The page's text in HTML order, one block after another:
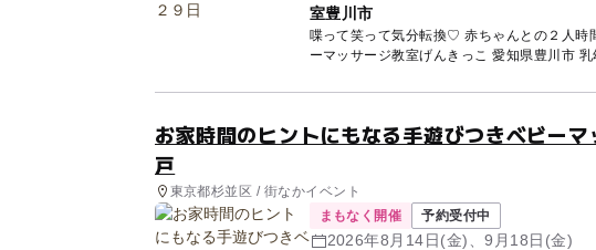
室豊川市
喋って笑って気分転換♡ 赤ちゃんとの２人時
ーマ
お家時間のヒントにもなる手遊びつきベビー
戸
東京都杉並区 / 街なかイベント
まもなく開催 予約受付中
2026年8月14日(金)、9月18日(金)